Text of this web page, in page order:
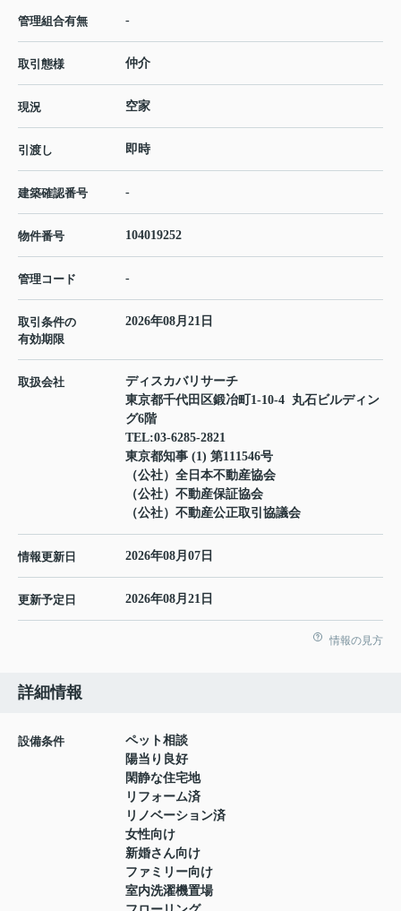
管理組合有無 -
取引態様 仲介
現況 空家
引渡し 即時
建築確認番号 -
物件番号 104019252
管理コード -
取引条件の
有効期限
2026年08月21日
取扱会社
ディスカバリサーチ
東京都千代田区鍛冶町1-10-4 丸石ビルディン
グ6階
TEL:03-6285-2821
東京都知事 (1) 第111546号
（公社）全日本不動産協会
（公社）不動産保証協会
（公社）不動産公正取引協議会
情報更新日 2026年08月07日
更新予定日 2026年08月21日
情報の見方
詳細情報
設備条件
ペット相談
陽当り良好
閑静な住宅地
リフォーム済
リノベーション済
女性向け
新婚さん向け
ファミリー向け
室内洗濯機置場